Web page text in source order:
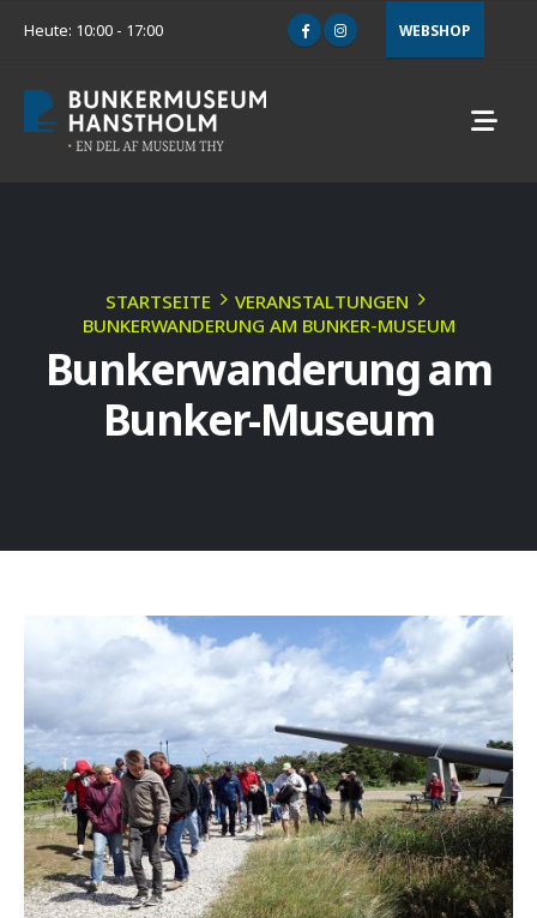
Heute: 10:00 - 17:00 WEBSHOP
STARTSEITE
VERANSTALTUNGEN
BUNKERWANDERUNG AM BUNKER-MUSEUM
Bunkerwanderung am
Bunker-Museum